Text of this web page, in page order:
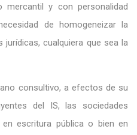
mercantil y con personalidad
de homogeneizar la
cualquiera que sea la
consultivo, a efectos de su
del IS, las sociedades
escritura pública o bien en